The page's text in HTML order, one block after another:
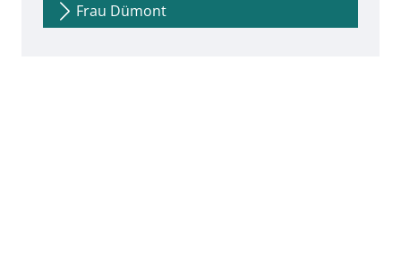
Frau Dümont